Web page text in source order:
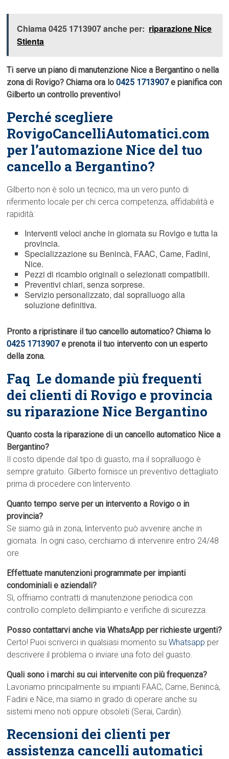
Chiama 0425 1713907 anche per: riparazione Nice
Stienta
Ti serve un piano di manutenzione Nice a Bergantino o nella
zona di Rovigo? Chiama ora lo0425 1713907e pianifica con
Gilberto un controllo preventivo!
Perché scegliere
RovigoCancelliAutomatici.com
per l’automazione Nice del tuo
cancello a Bergantino?
Gilberto non è solo un tecnico, ma un vero punto di
riferimento locale per chi cerca competenza, affidabilità e
rapidità:
Interventi veloci anche in giornata su Rovigo e tutta la
provincia.
Specializzazione su Benincà, FAAC, Came, Fadini,
Nice.
Pezzi di ricambio originali o selezionati compatibili.
Preventivi chiari, senza sorprese.
Servizio personalizzato, dal sopralluogo alla
soluzione definitiva.
Pronto a ripristinare il tuo cancello automatico? Chiama lo
0425 1713907e prenota il tuo intervento con un esperto
della zona.
Faq  Le domande più frequenti
dei clienti di Rovigo e provincia
su riparazione Nice Bergantino
Quanto costa la riparazione di un cancello automatico Nice a
Bergantino?
Il costo dipende dal tipo di guasto, ma il sopralluogo è
sempre gratuito. Gilberto fornisce un preventivo dettagliato
prima di procedere con lintervento.
Quanto tempo serve per un intervento a Rovigo o in
provincia?
Se siamo già in zona, lintervento può avvenire anche in
giornata. In ogni caso, cerchiamo di intervenire entro 24/48
ore.
Effettuate manutenzioni programmate per impianti
condominiali e aziendali?
Sì, offriamo contratti di manutenzione periodica con
controllo completo dellimpianto e verifiche di sicurezza.
Posso contattarvi anche via WhatsApp per richieste urgenti?
Certo! Puoi scriverci in qualsiasi momento suWhatsapp per
descrivere il problema o inviare una foto del guasto.
Quali sono i marchi su cui intervenite con più frequenza?
Lavoriamo principalmente su impianti FAAC, Came, Benincà,
Fadini e Nice, ma siamo in grado di operare anche su
sistemi meno noti oppure obsoleti (Serai, Cardin).
Recensioni dei clienti per
assistenza cancelli automatici